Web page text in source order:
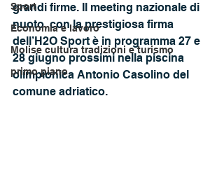
Sport
Economia e lavoro
Molise cultura tradizioni e turismo
primo piano
grandi firme. Il meeting nazionale di
nuoto, con la prestigiosa firma
dell’H2O Sport è in programma 27 e
28 giugno prossimi nella piscina
olimpionica Antonio Casolino del
comune adriatico.